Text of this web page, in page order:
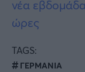
νέα
ώρες
TAGS:
ΓΕΡΜΑΝΙΑ